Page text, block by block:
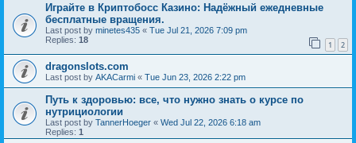
Играйте в Криптобосс Казино: Надёжный ежедневные
бесплатные вращения.
Last post by minetes435 « Tue Jul 21, 2026 7:09 pm
Replies: 18 1 2
dragonslots.com
Last post by AKACarmi « Tue Jun 23, 2026 2:22 pm
Путь к здоровью: все, что нужно знать о курсе по
нутрициологии
Last post by TannerHoeger « Wed Jul 22, 2026 6:18 am
Replies: 1